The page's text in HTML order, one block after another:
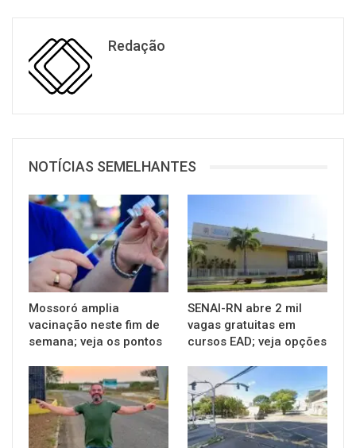
Redação
NOTÍCIAS SEMELHANTES
Mossoró amplia
vacinação neste fim de
semana; veja os pontos
SENAI-RN abre 2 mil
vagas gratuitas em
cursos EAD; veja opções